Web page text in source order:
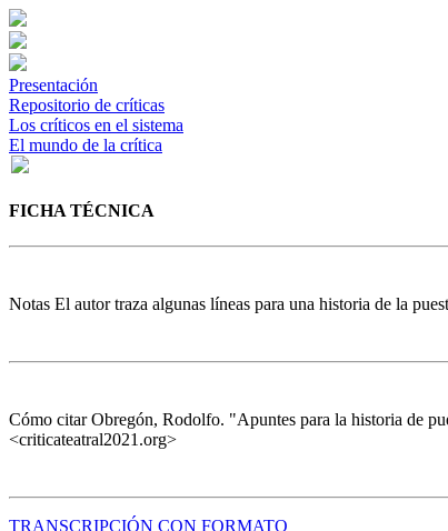
Presentación
Repositorio de críticas
Los críticos en el sistema
El mundo de la crítica
FICHA TÉCNICA
Notas El autor traza algunas líneas para una historia de la
Cómo citarObregón, Rodolfo. "Apuntes para la historia de
<criticateatral2021.org>
TRANSCRIPCIÓN CON FORMATO